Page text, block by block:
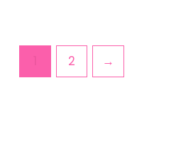
2 →